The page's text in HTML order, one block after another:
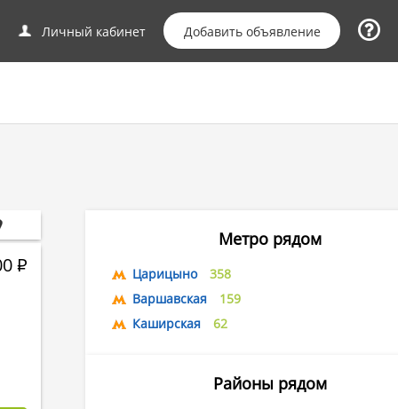
Личный кабинет Добавить объявление
Р
Метро рядом
Царицыно
358
Варшавская
159
Каширская
62
Районы рядом